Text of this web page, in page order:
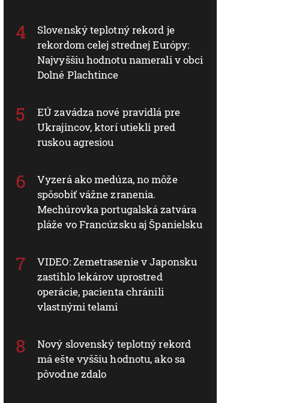
Slovenský teplotný rekord je
rekordom celej strednej Európy:
Najvyššiu hodnotu namerali v obci
Dolné Plachtince
EÚ zavádza nové pravidlá pre
Ukrajincov, ktorí utiekli pred
ruskou agresiou
Vyzerá ako medúza, no môže
spôsobiť vážne zranenia.
Mechúrovka portugalská zatvára
pláže vo Francúzsku aj Španielsku
VIDEO: Zemetrasenie v Japonsku
zastihlo lekárov uprostred
operácie, pacienta chránili
vlastnými telami
Nový slovenský teplotný rekord
má ešte vyššiu hodnotu, ako sa
pôvodne zdalo